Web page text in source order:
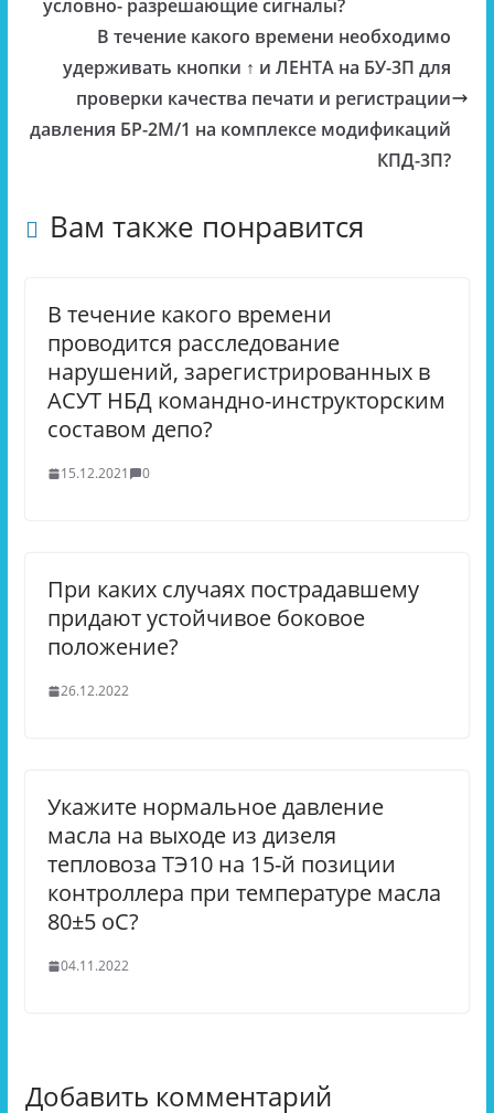
условно- разрешающие сигналы?
В течение какого времени необходимо
удерживать кнопки ↑ и ЛЕНТА на БУ-3П для
проверки качества печати и регистрации
давления БР-2М/1 на комплексе модификаций
КПД-3П?
Вам также понравится
В течение какого времени
проводится расследование
нарушений, зарегистрированных в
АСУТ НБД командно-инструкторским
составом депо?
15.12.2021 0
При каких случаях пострадавшему
придают устойчивое боковое
положение?
26.12.2022
Укажите нормальное давление
масла на выходе из дизеля
тепловоза ТЭ10 на 15-й позиции
контроллера при температуре масла
80±5 оС?
04.11.2022
Добавить комментарий